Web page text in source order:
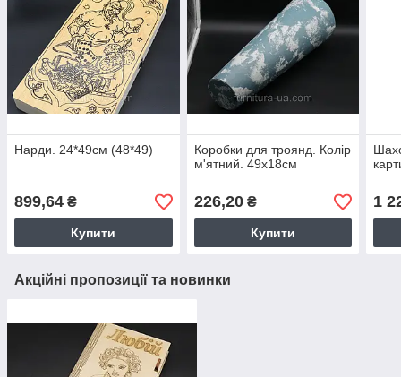
Нарди. 24*49см (48*49)
899,64 ₴
Купити
Коробки для троянд. Колір
м'ятний. 49х18см
226,20₴
Купити
1
Акційні пропозиції та новинки